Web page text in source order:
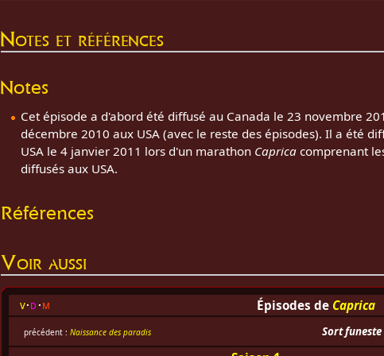
Notes et références
Notes
Cet épisode a d'abord été diffusé au Canada le 23 novembre
décembre 2010 aux USA (avec le reste des épisodes). Il a été
USA le 4 janvier 2011 lors d'un marathon Capricacomprenant
diffusés aux USA.
Références
Voir aussi
v d m Épisodes de Caprica
précédent : Naissance des paradis Sort funeste